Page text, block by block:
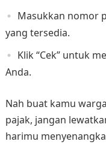
Masukkan nomor
yang tersedia.
Klik “Cek” untuk
Anda.
Nah buat kamu
pajak, jangan
harimu